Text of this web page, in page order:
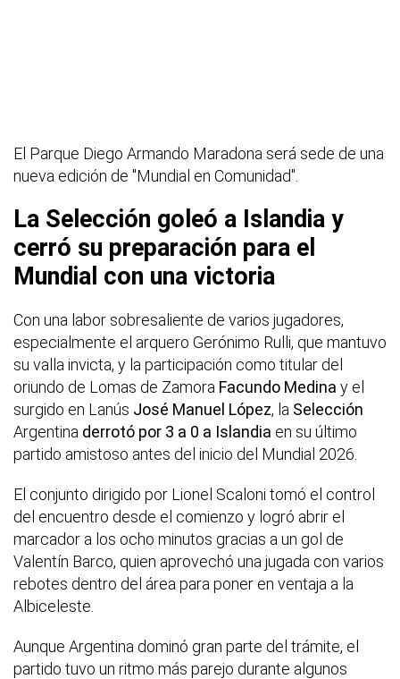
El Parque Diego Armando Maradona será sede de una
nueva edición de "Mundial en Comunidad".
La Selección goleó a Islandia y
cerró su preparación para el
Mundial con una victoria
Con una labor sobresaliente de varios jugadores,
especialmente el arquero Gerónimo Rulli, que mantuvo
su valla invicta, y la participación como titular del
oriundo de Lomas de Zamora Facundo Medina y el
surgido en Lanús José Manuel López, la Selección
Argentina derrotó por 3 a 0 a Islandia en su último
partido amistoso antes del inicio del Mundial 2026.
El conjunto dirigido por Lionel Scaloni tomó el control
del encuentro desde el comienzo y logró abrir el
marcador a los ocho minutos gracias a un gol de
Valentín Barco, quien aprovechó una jugada con varios
rebotes dentro del área para poner en ventaja a la
Albiceleste.
Aunque Argentina dominó gran parte del trámite, el
partido tuvo un ritmo más parejo durante algunos